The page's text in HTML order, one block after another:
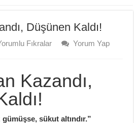
Düşünen Kaldı!
Fıkralar
Yorum Yap
Kazandı,
gümüşse, sükut altındır.”